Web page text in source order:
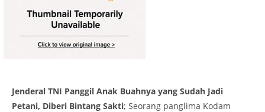
Jenderal TNI Panggil Anak Buahnya yang Sudah Jadi
Petani, Diberi Bintang Sakti; Seorang panglima Kodam